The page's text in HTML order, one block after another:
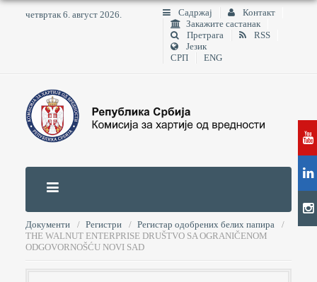
четвртак 6. август 2026. Садржај
Контакт
Закажите састанак
Претрага
RSS
Језик
СРП
ENG
Документи Регистри
Регистар одобрених белих папира
THE WALNUT ENTERPRISE DRUŠTVO SA OGRANIČENOM
ODGOVORNOŠĆU NOVI SAD